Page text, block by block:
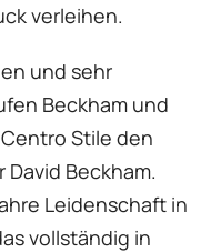
verleihen.
und sehr
Beckham und
Stile den
David Beckham.
Leidenschaft in
vollständig in